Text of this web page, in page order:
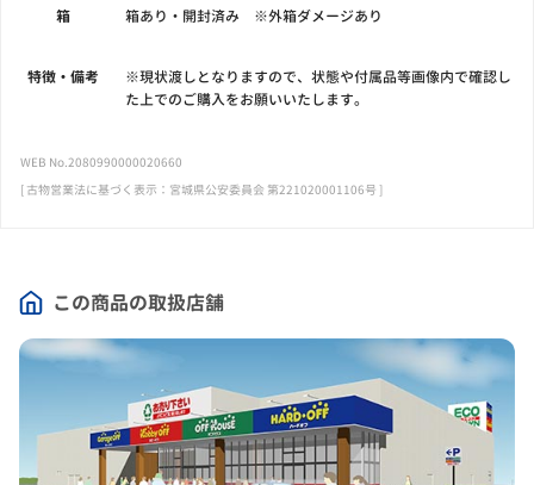
この商品の取扱店舗
箱 箱あり・開封済み ※外箱ダメージあり
特徴・備考
※現状渡しとなりますので、状態や付属品等画像内で確認し
た上でのご購入をお願いいたします。
WEB No.2080990000020660
[ 古物営業法に基づく表示：宮城県公安委員会 第221020001106号 ]